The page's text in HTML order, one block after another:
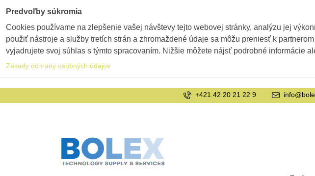
+421 42 20 21 22 9
Predvoľby súkromia
Cookies používame na zlepšenie vašej návštevy tejto webovej stránky, analýzu jej
použiť nástroje a služby tretích strán a zhromaždené údaje sa môžu preniesť k
vyjadrujete svoj súhlas s týmto spracovaním. Nižšie môžete nájsť podrobné informácie
Zásady ochrany osobných údajov